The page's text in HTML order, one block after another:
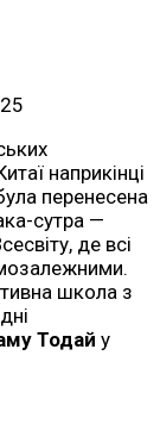
наприкінці
перенесена
сутра —
де всі
школа з
Тодай у